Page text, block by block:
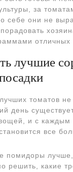
за
себе они не
отличных
лучшие
томатов не
день
и с каждым
все
помидоры
решить, какие